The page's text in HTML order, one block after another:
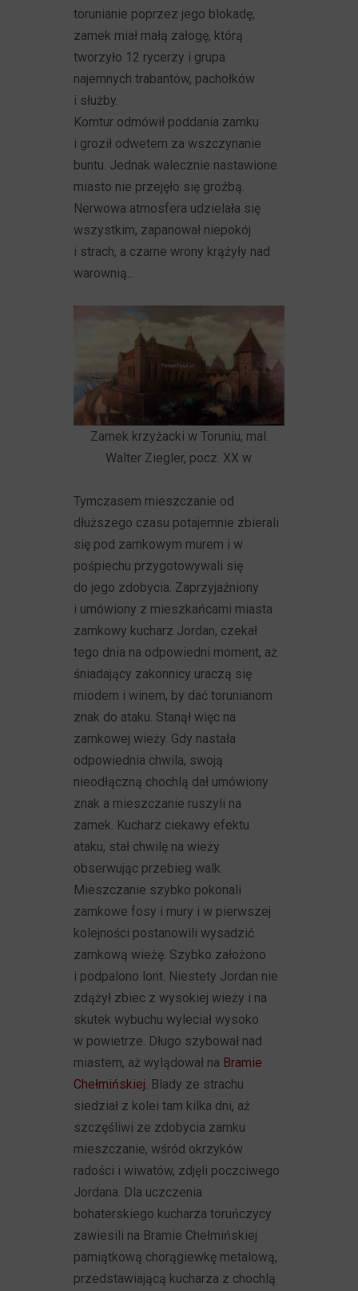
torunianie poprzez jego blokadę;
zamek miał małą załogę, którą
tworzyło 12 rycerzy i grupa
najemnych trabantów, pachołków
i służby.
Komtur odmówił poddania zamku
i groził odwetem za wszczynanie
buntu. Jednak walecznie nastawione
miasto nie przejęło się groźbą.
Nerwowa atmosfera udzielała się
wszystkim, zapanował niepokój
i strach, a czarne wrony krążyły nad
warownią...
Zamek krzyżacki w Toruniu, mal.
Walter Ziegler, pocz. XX w.
Tymczasem mieszczanie od
dłuższego czasu potajemnie zbierali
się pod zamkowym murem i w
pośpiechu przygotowywali się
do jego zdobycia. Zaprzyjaźniony
i umówiony z mieszkańcami miasta
zamkowy kucharz Jordan, czekał
tego dnia na odpowiedni moment, aż
śniadający zakonnicy uraczą się
miodem i winem, by dać torunianom
znak do ataku. Stanął więc na
zamkowej wieży. Gdy nastała
odpowiednia chwila, swoją
nieodłączną chochlą dał umówiony
znak a mieszczanie ruszyli na
zamek. Kucharz ciekawy efektu
ataku, stał chwilę na wieży
obserwując przebieg walk.
Mieszczanie szybko pokonali
zamkowe fosy i mury i w pierwszej
kolejności postanowili wysadzić
zamkową wieżę. Szybko założono
i podpalono lont. Niestety Jordan nie
zdążył zbiec z wysokiej wieży i na
skutek wybuchu wyleciał wysoko
w powietrze. Długo szybował nad
miastem, aż wylądował na Bramie
Chełmińskiej. Blady ze strachu
siedział z kolei tam kilka dni, aż
szczęśliwi ze zdobycia zamku
mieszczanie, wśród okrzyków
radości i wiwatów, zdjęli poczciwego
Jordana. Dla uczczenia
bohaterskiego kucharza toruńczycy
zawiesili na Bramie Chełmińskiej
pamiątkową chorągiewkę metalową,
przedstawiającą kucharza z chochlą